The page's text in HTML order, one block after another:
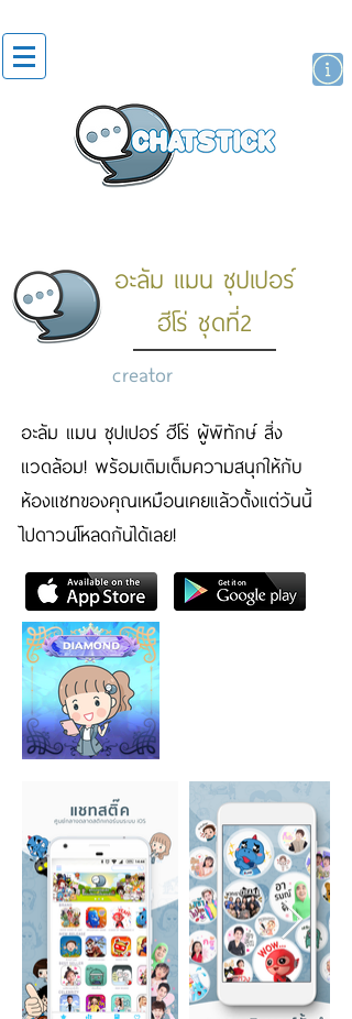
อะลัม แมน ซุปเปอร์
ฮีโร่ ชุดที่2
creator
อะลัม แมน ซุปเปอร์ ฮีโร่ ผู้พิทักษ์ สิ่ง
แวดล้อม! พร้อมเติมเต็มความสนุกให้กับ
ห้องแชทของคุณเหมือนเคยแล้วตั้งแต่วันนี้
ไปดาวน์โหลดกันได้เลย!